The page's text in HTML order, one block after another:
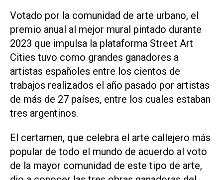
Votado por la comunidad de arte urbano, el
premio anual al mejor mural pintado durante
2023 que impulsa la plataforma Street Art
Cities tuvo como grandes ganadores a
artistas españoles entre los cientos de
trabajos realizados el año pasado por artistas
de más de 27 países, entre los cuales estaban
tres argentinos.
El certamen, que celebra el arte callejero más
popular de todo el mundo de acuerdo al voto
de la mayor comunidad de este tipo de arte,